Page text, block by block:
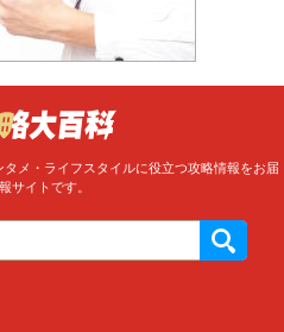
メ・ライフスタイルに役立つ攻略情報をお届
サイトです。